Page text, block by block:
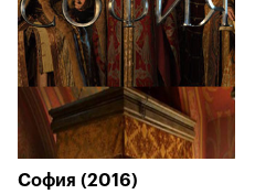
София (2016)